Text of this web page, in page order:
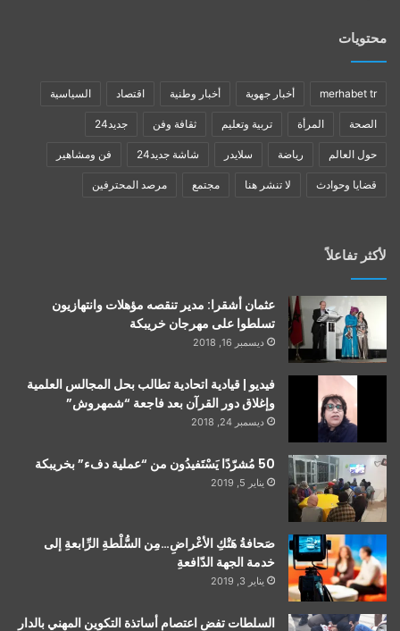
محتويات
merhabet tr أخبار جهوية أخبار وطنية اقتصاد السياسية
الصحة المرأة تربية وتعليم ثقافة وفن جديد24
حول العالم رياضة سلايدر شاشة جديد24 فن ومشاهير
قضايا وحوادث لا تنشر هنا مجتمع مرصد المحترفين
لأكثر تفاعلاً
عثمان أشقرا: مدير تنقصه مؤهلات وانتهازيون
تسلطوا على مهرجان خريبكة
ديسمبر 16, 2018
فيديو | قيادية اتحادية تطالب بحل المجالس العلمية
وإغلاق دور القرآن بعد فاجعة “شمهروش”
ديسمبر 24, 2018
50 مُشرّدًا يَسْتَفيدُون من “عملية دفء” بخريبكة
يناير 5, 2019
صَحافةُ هَتْكِ الأعْراضِ…مِن السُّلْطةِ الرِّابعةِ إلى
خدمة الجهة الدّافعةِ
يناير 3, 2019
السلطات تفض اعتصام أساتذة التكوين المهني بالدار